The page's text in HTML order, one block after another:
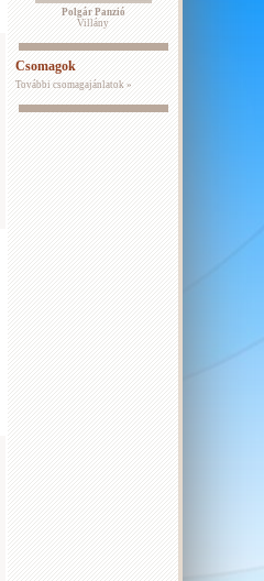
Polgár Panzió
Villány
Csomagok
További csomagajánlatok »